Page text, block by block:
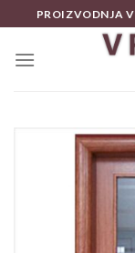
to
content
PROIZVODNJA